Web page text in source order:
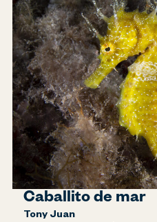
Caballito de mar
Tony Juan